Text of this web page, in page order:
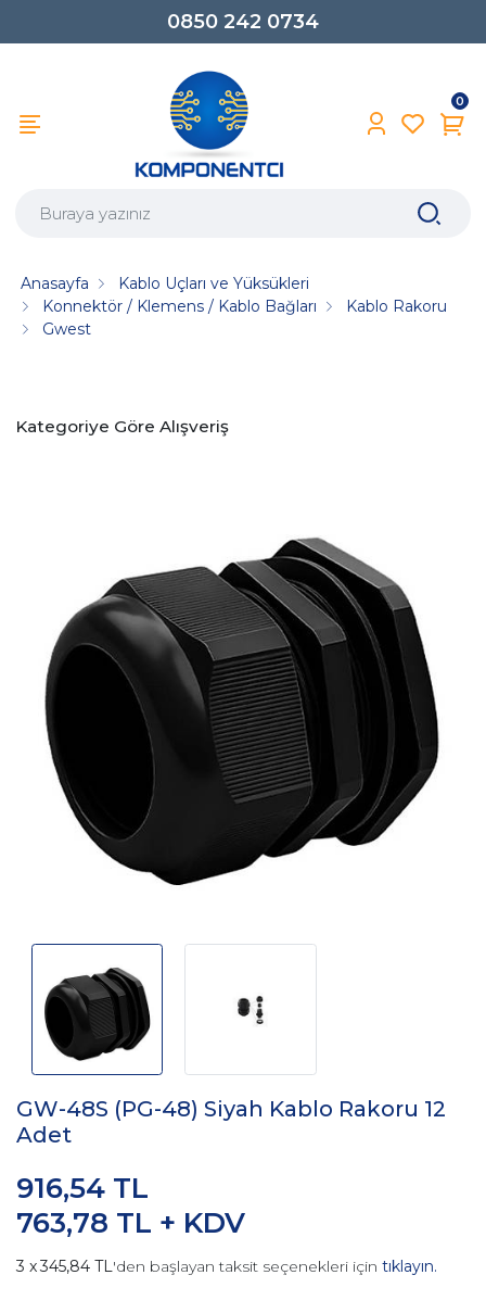
0850 242 0734
0
Anasayfa
Kablo Uçları ve Yüksükleri
Konnektör / Klemens / Kablo Bağları
Kablo Rakoru
Gwest
Kategoriye Göre Alışveriş
GW-48S (PG-48) Siyah Kablo Rakoru 12
Adet
763,78 TL + KDV
916,54 TL
345,84 TL'den başlayan taksit seçenekleri için tıklayın.